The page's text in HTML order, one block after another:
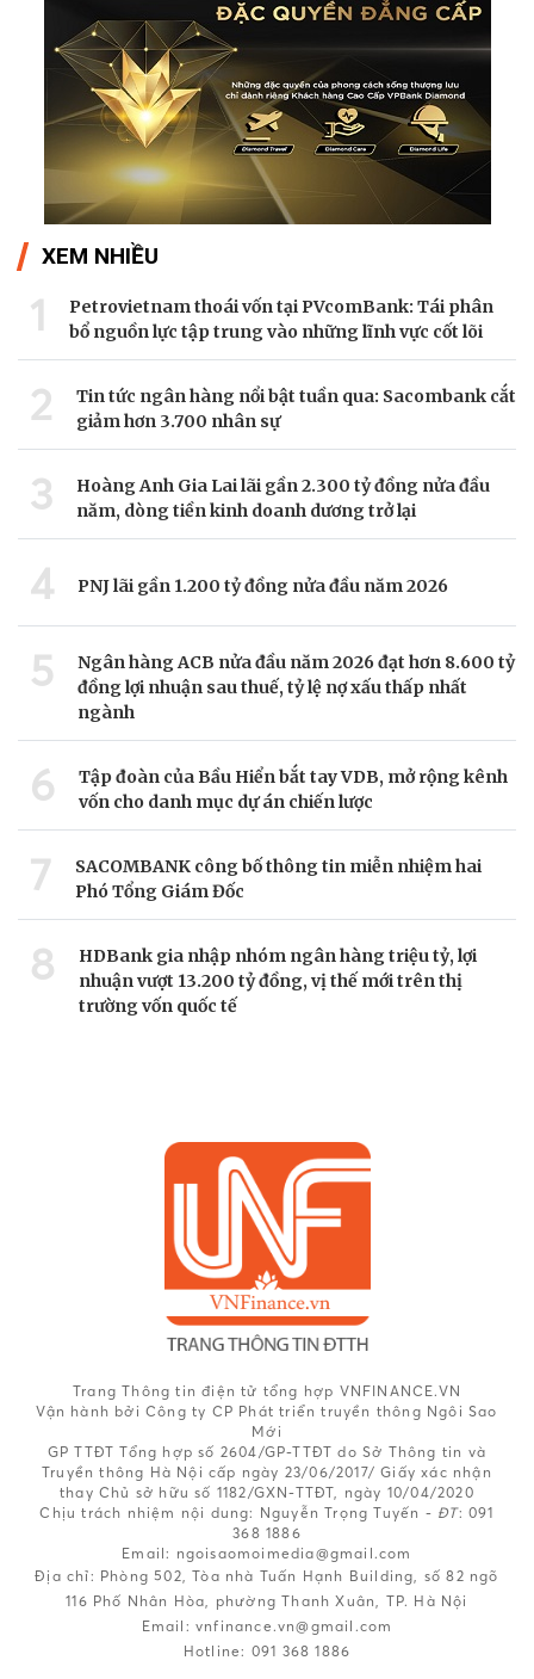
XEM NHIỀU
1
Petrovietnam thoái vốn tại PVcomBank: Tái phân
bổ nguồn lực tập trung vào những lĩnh vực cốt lõi
2
Tin tức ngân hàng nổi bật tuần qua: Sacombank cắt
giảm hơn 3.700 nhân sự
3
Hoàng Anh Gia Lai lãi gần 2.300 tỷ đồng nửa đầu
năm, dòng tiền kinh doanh dương trở lại
4 PNJ lãi gần 1.200 tỷ đồng nửa đầu năm 2026
5
Ngân hàng ACB nửa đầu năm 2026 đạt hơn 8.600 tỷ
đồng lợi nhuận sau thuế, tỷ lệ nợ xấu thấp nhất
ngành
6
Tập đoàn của Bầu Hiển bắt tay VDB, mở rộng kênh
vốn cho danh mục dự án chiến lược
7
SACOMBANK công bố thông tin miễn nhiệm hai
Phó Tổng Giám Đốc
8
HDBank gia nhập nhóm ngân hàng triệu tỷ, lợi
nhuận vượt 13.200 tỷ đồng, vị thế mới trên thị
trường vốn quốc tế
Trang Thông tin điện tử tổng hợp VNFINANCE.VN
Vận hành bởi Công ty CP Phát triển truyền thông Ngôi Sao
Mới
GP TTĐT Tổng hợp số 2604/GP-TTĐT do Sở Thông tin và
Truyền thông Hà Nội cấp ngày 23/06/2017/ Giấy xác nhận
thay Chủ sở hữu số 1182/GXN-TTĐT, ngày 10/04/2020
Chịu trách nhiệm nội dung: Nguyễn Trọng Tuyến - ĐT: 091
368 1886
Email: ngoisaomoimedia@gmail.com
Địa chỉ: Phòng 502, Tòa nhà Tuấn Hạnh Building, số 82 ngõ
116 Phố Nhân Hòa, phường Thanh Xuân, TP. Hà Nội
Email: vnfinance.vn@gmail.com
Hotline: 091 368 1886